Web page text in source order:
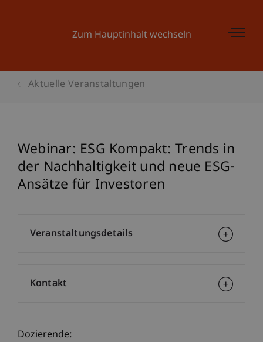
Zum Hauptinhalt wechseln
Aktuelle Veranstaltungen
Webinar: ESG Kompakt: Trends in
der Nachhaltigkeit und neue ESG-
Ansätze für Investoren
Dozierende:
Veranstaltungsdetails
Kontakt